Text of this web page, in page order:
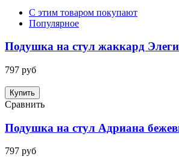
С этим товаром покупают
Популярное
Подушка на стул жаккард
797 руб
Купить
Сравнить
Подушка на стул Адриана
797 руб